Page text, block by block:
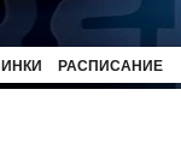
РАСПИСАНИЕ